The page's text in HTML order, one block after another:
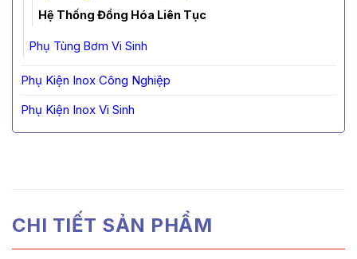
Hệ Thống Đồng Hóa Liên Tục
Phụ Tùng Bơm Vi Sinh
Phụ Kiện Inox Công Nghiệp
Phụ Kiện Inox Vi Sinh
CHI TIẾT SẢN PHẨM